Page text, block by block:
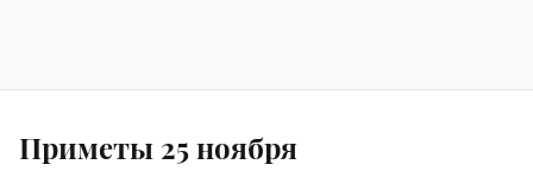
Приметы 25 ноября